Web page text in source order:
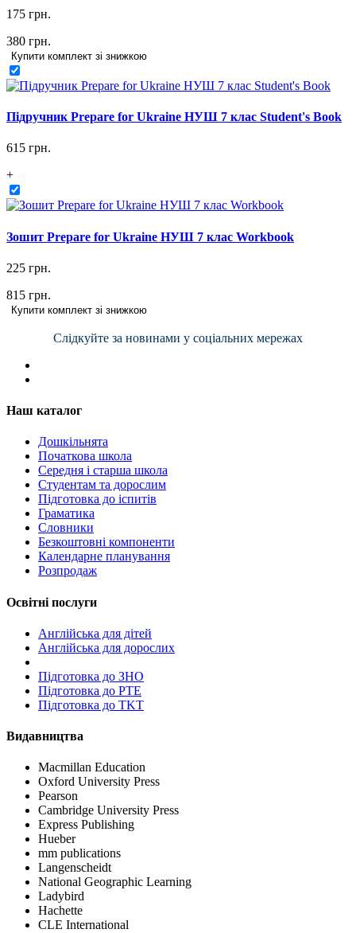
175 грн.
380 грн.
Купити комплект зі знижкою
Підручник Prepare for Ukraine НУШ 7 клас Student's Book
615 грн.
+
Зошит Prepare for Ukraine НУШ 7 клас Workbook
225 грн.
815 грн.
Купити комплект зі знижкою
Слідкуйте за новинами у соціальних мережах
Наш каталог
Дошкільнята
Початкова школа
Середня і старша школа
Студентам та дорослим
Підготовка до іспитів
Граматика
Словники
Безкоштовні компоненти
Календарне планування
Розпродаж
Освітні послуги
Англійська для дітей
Англійська для дорослих
Пiдготовка до ЗНО
Підготовка до PTE
Підготовка до TKT
Видавництва
Macmillan Education
Oxford University Press
Pearson
Cambridge University Press
Express Publishing
Hueber
mm publications
Langenscheidt
National Geographic Learning
Ladybird
Hachette
CLE International